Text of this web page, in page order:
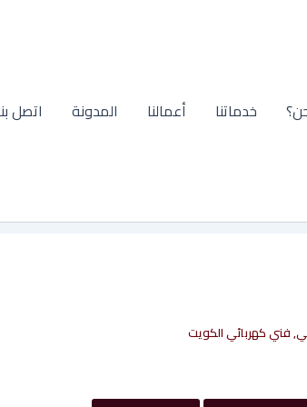
خدماتنا أعمالنا المدونة اتصل
,فني كهربائي الكويت